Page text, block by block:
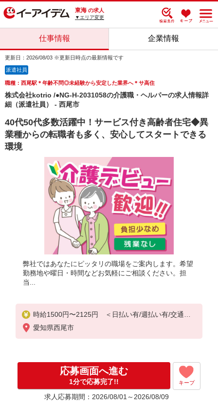
東海 の求人
▼エリア変更
仕事情報 企業情報
更新日：2026/08/03 ※更新日時点の最新情報です
派遣社員
職種：西尾駅＊年齢不問◎未経験から安定した業界へ＊サ高住
株式会社kotrio /●NG-H-2031058の介護職・ヘルパーの求人情報詳
細（派遣社員） - 西尾市
40代50代多数活躍中！サービス付き高齢者住宅◆異
業種からの転職者も多く、安心してスタートできる
環境
弊社ではあなたにピッタリの職場をご案内します。希望
勤務地や曜日・時間などお気軽にご相談ください。担
当...
時給1500円〜2125円 ＜日払い有/週払い有/交通費
全支給(ガソリン代含む)＞
愛知県西尾市
応募画面へ進む
1分で応募完了!! キープ
求人応募期間：2026/08/01～2026/08/09